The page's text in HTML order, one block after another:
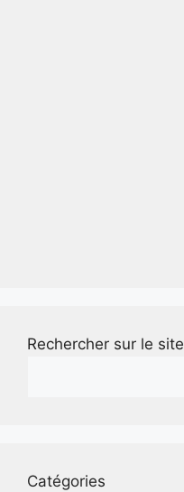
Rechercher sur le site
Catégories